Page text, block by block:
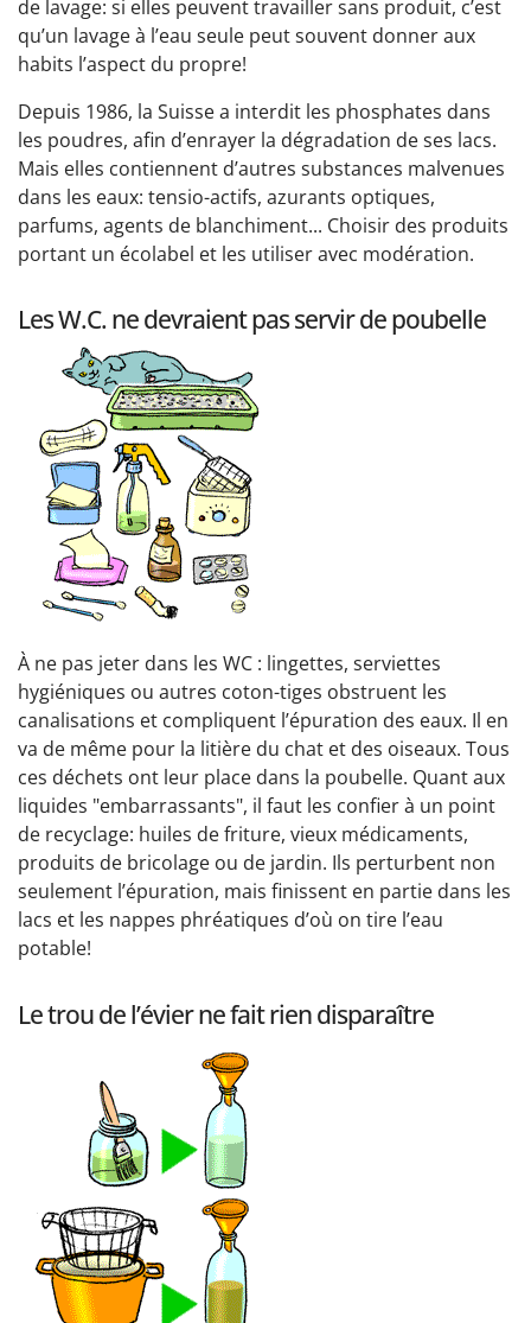
de lavage: si elles peuvent travailler sans produit, c’est
qu’un lavage à l’eau seule peut souvent donner aux
habits l’aspect du propre!
Depuis 1986, la Suisse a interdit les phosphates dans
les poudres, afin d’enrayer la dégradation de ses lacs.
Mais elles contiennent d’autres substances malvenues
dans les eaux: tensio-actifs, azurants optiques,
parfums, agents de blanchiment... Choisir des produits
portant un écolabel et les utiliser avec modération.
Les W.C. ne devraient pas servir de poubelle
À ne pas jeter dans les WC : lingettes, serviettes
hygiéniques ou autres coton-tiges obstruent les
canalisations et compliquent l’épuration des eaux. Il en
va de même pour la litière du chat et des oiseaux. Tous
ces déchets ont leur place dans la poubelle. Quant aux
liquides "embarrassants", il faut les confier à un point
de recyclage: huiles de friture, vieux médicaments,
produits de bricolage ou de jardin. Ils perturbent non
seulement l’épuration, mais finissent en partie dans les
lacs et les nappes phréatiques d’où on tire l’eau
potable!
Le trou de l’évier ne fait rien disparaître